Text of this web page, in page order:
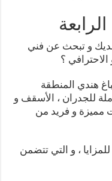
و تبحث عن فني
الاحترافي ؟
هندي المنطقة
للجدران ، الأسقف و
مميزة و فريد من
، و التي تتضمن